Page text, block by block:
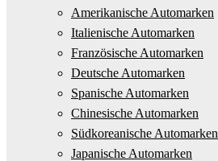
Amerikanische Automarken
Italienische Automarken
Französische Automarken
Deutsche Automarken
Spanische Automarken
Chinesische Automarken
Südkoreanische Automarken
Japanische Automarken